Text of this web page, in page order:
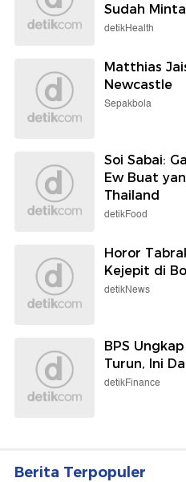
Sudah
detikHealth
Matthias
Newcastle
Sepakbola
Soi Sabai:
Ew Buat
Thailand
detikFood
Horor
Kejepit di
detikNews
BPS
Turun, Ini
detikFinance
Berita Terpopuler